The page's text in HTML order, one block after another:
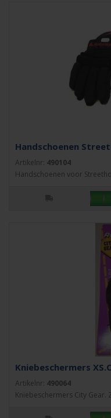
Handschoenen
Artikelnr: 490104
Handschoenen voor
Kniebeschermers
Artikelnr: 490064
Kniebeschermers City Gear.